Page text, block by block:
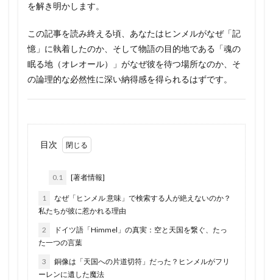
を解き明かします。
この記事を読み終える頃、あなたはヒンメルがなぜ「記
憶」に執着したのか、そして物語の目的地である「魂の
眠る地（オレオール）」がなぜ彼を待つ場所なのか、そ
の論理的な必然性に深い納得感を得られるはずです。
目次
0.1 [著者情報]
1
なぜ「ヒンメル 意味」で検索する人が絶えないのか？
私たちが彼に惹かれる理由
2
ドイツ語「Himmel」の真実：空と天国を繋ぐ、たっ
た一つの言葉
3
銅像は「天国への片道切符」だった？ヒンメルがフリ
ーレンに遺した魔法